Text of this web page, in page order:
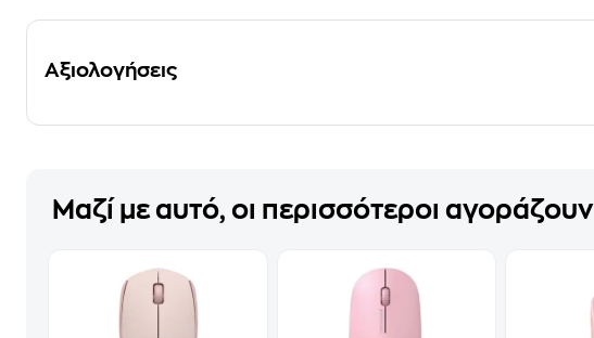
Αξιολογήσεις
Μαζί με αυτό, οι περισσότεροι αγοράζουν